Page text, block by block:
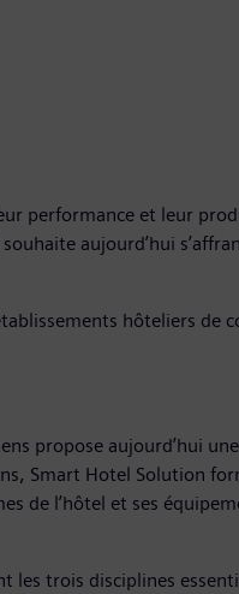
performance et leur
aujourd’hui
hôteliers de
propose aujourd’hui
Smart Hotel Solution
de l’hôtel et ses
les trois disciplines